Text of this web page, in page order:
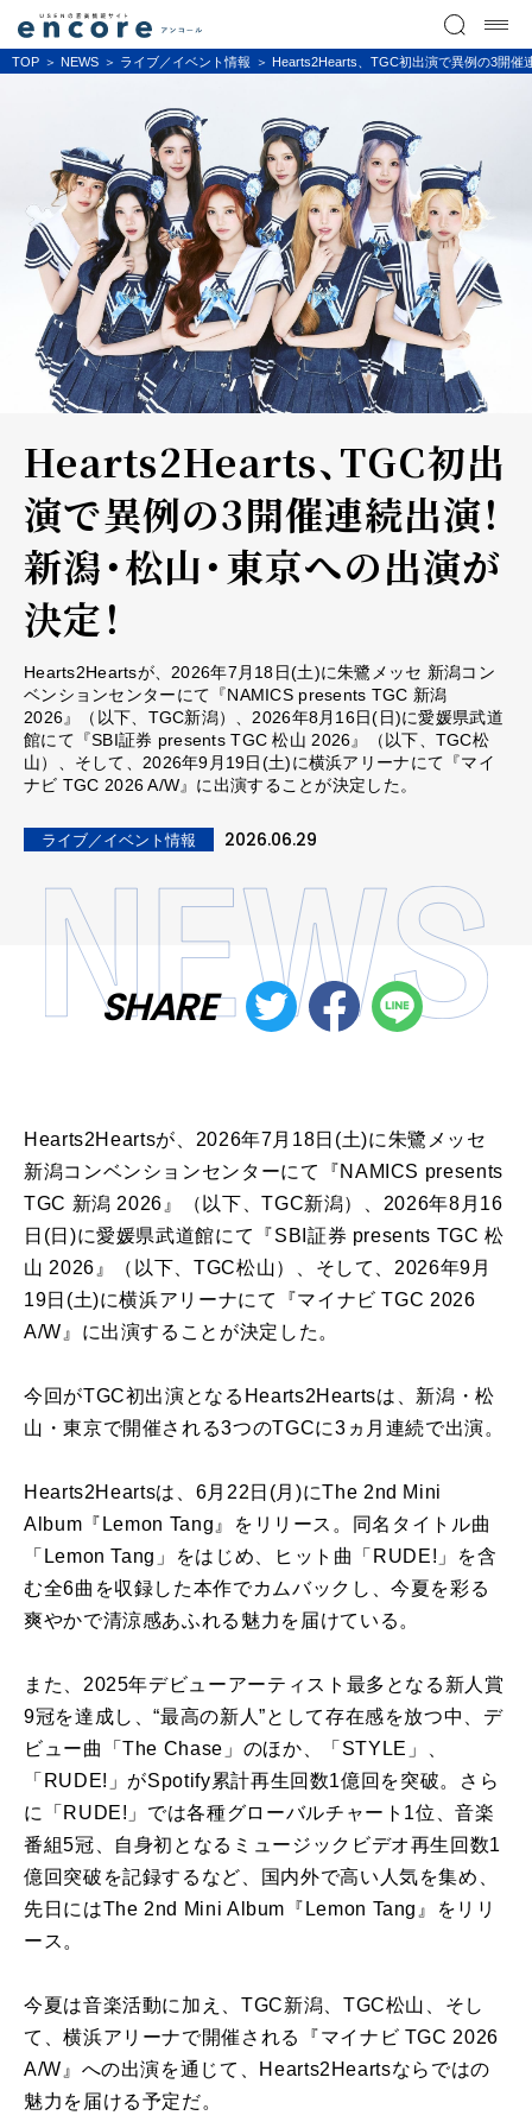
TOP NEWS ライブ／イベント情報 Hearts2Hearts、TGC初出演で異例の3開催
Hearts2Hearts、TGC初出
演で異例の3開催連続出演！
新潟・松山・東京への出演が
決定！
Hearts2Heartsが、2026年7月18日(土)に朱鷺メッセ 新潟コン
ベンションセンターにて『NAMICS presents TGC 新潟
2026』（以下、TGC新潟）、2026年8月16日(日)に愛媛県武道
館にて『SBI証券 presents TGC 松山 2026』（以下、TGC松
山）、そして、2026年9月19日(土)に横浜アリーナにて『マイ
ナビ TGC 2026 A/W』に出演することが決定した。
ライブ／イベント情報 2026.06.29
SHARE
Hearts2Heartsが、2026年7月18日(土)に朱鷺メッセ
新潟コンベンションセンターにて『NAMICS presents
TGC 新潟 2026』（以下、TGC新潟）、2026年8月16
日(日)に愛媛県武道館にて『SBI証券 presents TGC 松
山 2026』（以下、TGC松山）、そして、2026年9月
19日(土)に横浜アリーナにて『マイナビ TGC 2026
A/W』に出演することが決定した。
今回がTGC初出演となるHearts2Heartsは、新潟・松
山・東京で開催される3つのTGCに3ヵ月連続で出演。
Hearts2Heartsは、6月22日(月)にThe 2nd Mini
Album『Lemon Tang』をリリース。同名タイトル曲
「Lemon Tang」をはじめ、ヒット曲「RUDE!」を含
む全6曲を収録した本作でカムバックし、今夏を彩る
爽やかで清涼感あふれる魅力を届けている。
また、2025年デビューアーティスト最多となる新人賞
9冠を達成し、“最高の新人”として存在感を放つ中、デ
ビュー曲「The Chase」のほか、「STYLE」、
「RUDE!」がSpotify累計再生回数1億回を突破。さら
に「RUDE!」では各種グローバルチャート1位、音楽
番組5冠、自身初となるミュージックビデオ再生回数1
億回突破を記録するなど、国内外で高い人気を集め、
先日にはThe 2nd Mini Album『Lemon Tang』をリリ
ース。
今夏は音楽活動に加え、TGC新潟、TGC松山、そし
て、横浜アリーナで開催される『マイナビ TGC 2026
A/W』への出演を通じて、Hearts2Heartsならではの
魅力を届ける予定だ。